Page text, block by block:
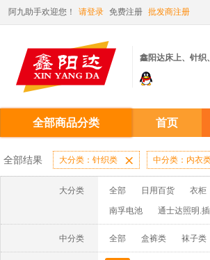
阿九助手欢迎您！ 请登录 免费注册 批发商注册
鑫阳达床上、针织
全部商品分类 首页
全部结果 大分类：针织类  中分类：内衣
大分类 全部 日用百货 衣柜
南孚电池 通士达照明.
中分类 全部 盒裤类 袜子类